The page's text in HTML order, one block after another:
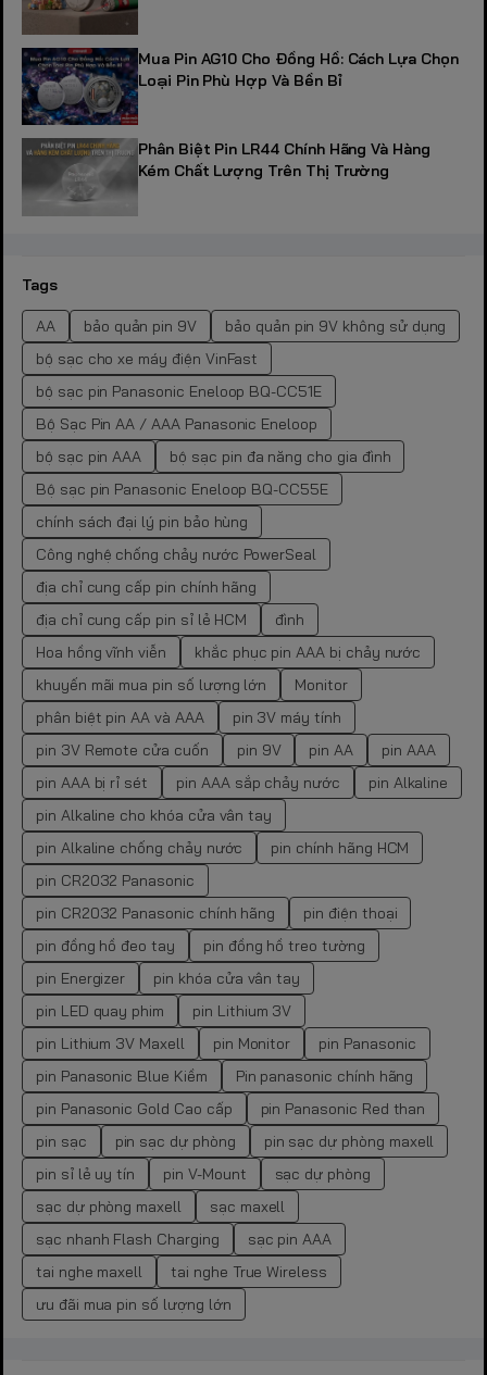
Mua Pin AG10 Cho Đồng Hồ: Cách Lựa Chọn
Loại Pin Phù Hợp Và Bền Bỉ
Phân Biệt Pin LR44 Chính Hãng Và Hàng
Kém Chất Lượng Trên Thị Trường
Tags
AA bảo quản pin 9V
bảo quản pin 9V không sử dụng
bộ sạc cho xe máy điện VinFast
bộ sạc pin Panasonic Eneloop BQ-CC51E
Bộ Sạc Pin AA / AAA Panasonic Eneloop
bộ sạc pin AAA
bộ sạc pin đa năng cho gia đình
Bộ sạc pin Panasonic Eneloop BQ-CC55E
chính sách đại lý pin bảo hùng
Công nghệ chống chảy nước PowerSeal
địa chỉ cung cấp pin chính hãng
địa chỉ cung cấp pin sỉ lẻ HCM
đình
Hoa hồng vĩnh viễn
khắc phục pin AAA bị chảy nước
khuyến mãi mua pin số lượng lớn
Monitor
phân biệt pin AA và AAA
pin 3V máy tính
pin 3V Remote cửa cuốn
pin 9V pin AA
pin AAA
pin AAA bị rỉ sét
pin AAA sắp chảy nước
pin Alkaline
pin Alkaline cho khóa cửa vân tay
pin Alkaline chống chảy nước
pin chính hãng HCM
pin CR2032 Panasonic
pin CR2032 Panasonic chính hãng
pin điện thoại
pin đồng hồ đeo tay
pin đồng hồ treo tường
pin Energizer
pin khóa cửa vân tay
pin LED quay phim
pin Lithium 3V
pin Lithium 3V Maxell
pin Monitor
pin Panasonic
pin Panasonic Blue Kiềm
Pin panasonic chính hãng
pin Panasonic Gold Cao cấp
pin Panasonic Red than
pin sạc
pin sạc dự phòng
pin sạc dự phòng maxell
pin sỉ lẻ uy tín
pin V-Mount
sạc dự phòng
sạc dự phòng maxell
sạc maxell
sạc nhanh Flash Charging
sạc pin AAA
tai nghe maxell
tai nghe True Wireless
ưu đãi mua pin số lượng lớn